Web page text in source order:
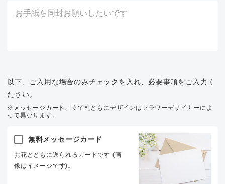
以下、ご入用な場合のみチェックを入れ、必要事項をご入力く
ださい。
※メッセージカード、立て札ともにデザインはフラワーデザイナーによ
って異なります。
無料メッセージカード
お花とともに送られるカードです (画
像はイメージです)。